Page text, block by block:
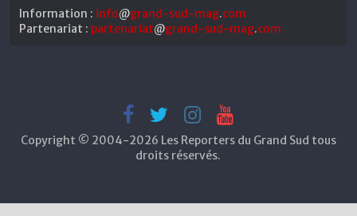
Information : info@grand-sud-mag.com
Partenariat : partenariat@grand-sud-mag.com
Copyright © 2004-2026 Les Reporters du Grand Sud tous
droits réservés.